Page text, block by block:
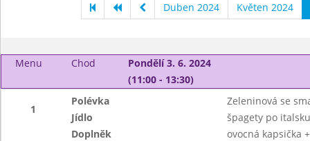
Duben 2024 Květen 2024
Menu Chod
Pondělí 3. 6. 2024
(11:00 - 13:30)
1
Polévka
Zeleninová se
Jídlo
špagety po
Doplněk
ovocná kapsička